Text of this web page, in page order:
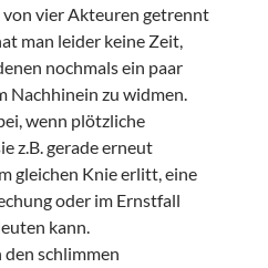
von vier Akteuren getrennt
man leider keine Zeit,
nochmals ein paar
Nachhinein zu widmen.
wenn plötzliche
z.B. gerade erneut
gleichen Knie erlitt, eine
oder im Ernstfall
kann.
den schlimmen